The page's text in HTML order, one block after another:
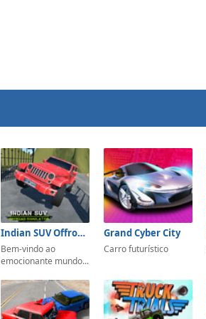
Indian SUV Offroad Simulator
Bem-vindo ao
emocionante mundo...
Grand Cyber City
Carro futurístico